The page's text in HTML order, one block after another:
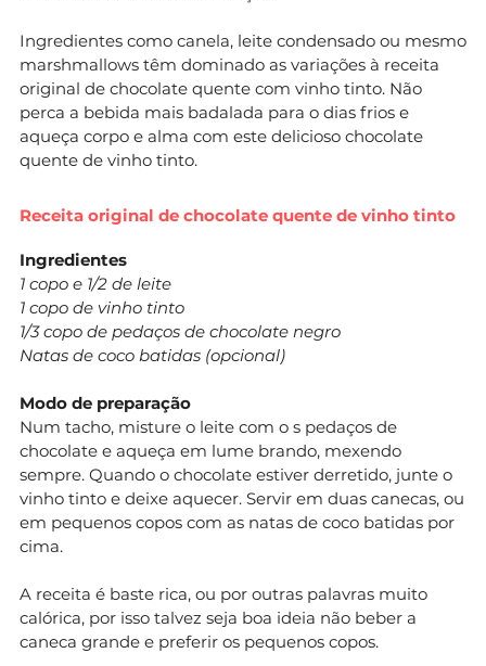
Ingredientes como canela, leite condensado ou mesmo
marshmallows têm dominado as variações à receita
original de chocolate quente com vinho tinto. Não
perca a bebida mais badalada para o dias frios e
aqueça corpo e alma com este delicioso chocolate
quente de vinho tinto.
Receita original de chocolate quente de vinho tinto
Ingredientes
1 copo e 1/2 de leite
1 copo de vinho tinto
1/3 copo de pedaços de chocolate negro
Natas de coco batidas (opcional)
Modo de preparação
Num tacho, misture o leite com o s pedaços de
chocolate e aqueça em lume brando, mexendo
sempre. Quando o chocolate estiver derretido, junte o
vinho tinto e deixe aquecer. Servir em duas canecas, ou
em pequenos copos com as natas de coco batidas por
cima.
A receita é baste rica, ou por outras palavras muito
calórica, por isso talvez seja boa ideia não beber a
caneca grande e preferir os pequenos copos.